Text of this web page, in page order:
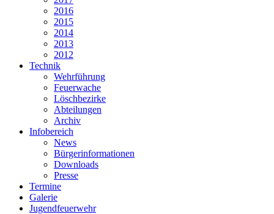
2016
2015
2014
2013
2012
Technik
Wehrführung
Feuerwache
Löschbezirke
Abteilungen
Archiv
Infobereich
News
Bürgerinformationen
Downloads
Presse
Termine
Galerie
Jugendfeuerwehr